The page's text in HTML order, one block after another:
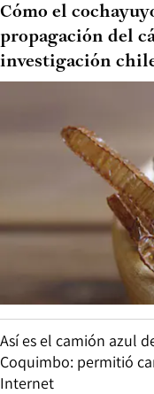
Cómo el
propagación del
investigación
Así es el camión azul
Coquimbo: permitió
Internet